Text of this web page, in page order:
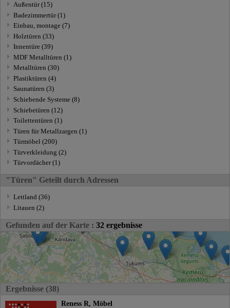
Außentür (15)
Badezimmertür (1)
Einbau, montage (7)
Holztüren (33)
Innentüre (39)
MDF Metalltüren (1)
Metalltüren (30)
Plastiktüren (4)
Saunatüren (3)
Schiebende Systeme (8)
Schiebetüren (12)
Toilettentüren (1)
Türen für Metallzargen (1)
Türmöbel (200)
Türverkleidung (2)
Türvordächer (1)
"Türen" Geteilt durch Adressen
Lettland (36)
Litauen (2)
Gefunden auf der Karte : 32 ergebnisse
Ergebnisse (38)
Reness R, Möbel